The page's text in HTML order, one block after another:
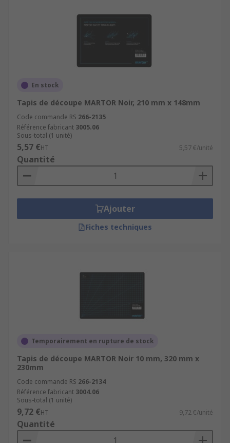
En stock
Tapis de découpe MARTOR Noir, 210 mm x 148mm
Code commande RS 266-2135
Référence fabricant 3005.06
Sous-total (1 unité)
5,57 €HT 5,57 €/unité
Quantité
Ajouter
Fiches techniques
Temporairement en rupture de stock
Tapis de découpe MARTOR Noir 10 mm, 320 mm x
230mm
Code commande RS 266-2134
Référence fabricant 3004.06
Sous-total (1 unité)
9,72 €HT 9,72 €/unité
Quantité